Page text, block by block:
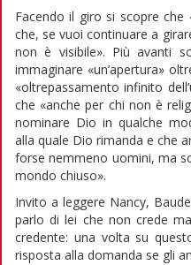
Facendo il giro si scopre che
che, se vuoi continuare a
non è visibile». Più avanti
immaginare «un’apertura»
«oltrepassamento infinito
che «anche per chi non è
nominare Dio in qualche
alla quale Dio rimanda e che
forse nemmeno uomini, ma
mondo chiuso».
Invito a leggere Nancy,
parlo di lei che non crede
credente: una volta su
risposta alla domanda se gli